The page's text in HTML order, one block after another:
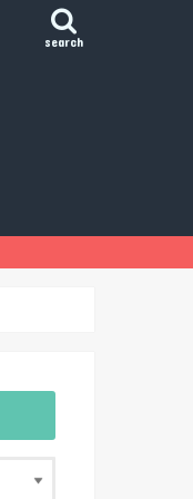
search